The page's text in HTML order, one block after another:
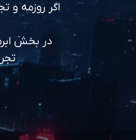
اگر روزمه و
در بخش